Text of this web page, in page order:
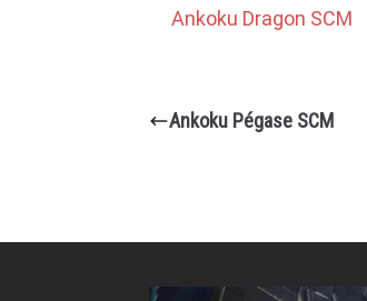
Ankoku Dragon SCM
Ankoku Pégase SCM